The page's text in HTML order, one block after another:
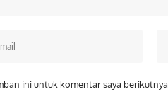
ini untuk komentar saya berikutnya.